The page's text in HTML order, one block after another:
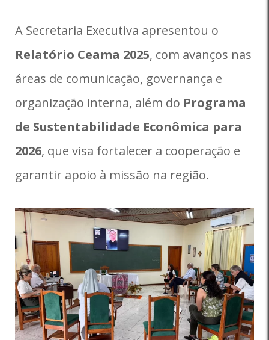
A Secretaria Executiva apresentou o
Relatório Ceama 2025, com avanços nas
áreas de comunicação, governança e
organização interna, além do Programa
de Sustentabilidade Econômica para
2026, que visa fortalecer a cooperação e
garantir apoio à missão na região.